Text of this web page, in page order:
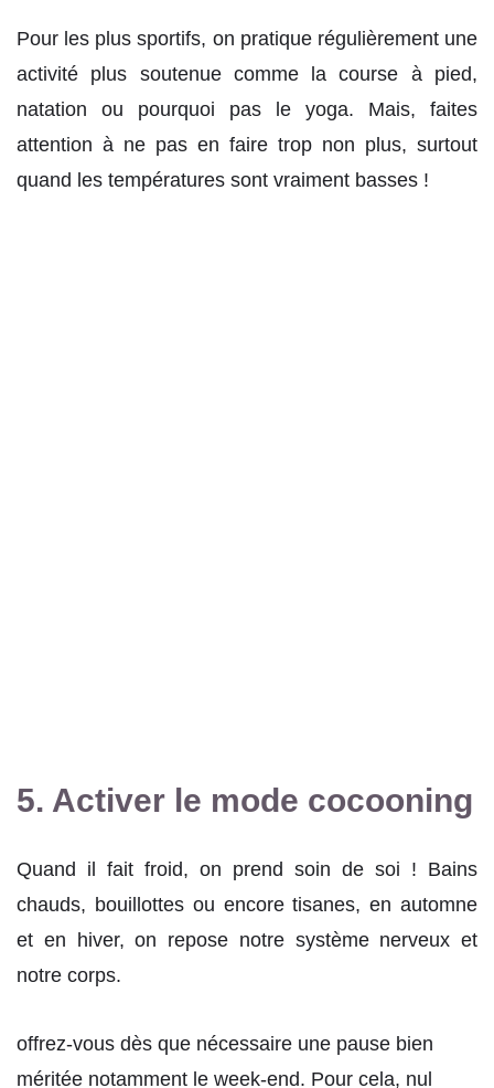
Pour les plus sportifs, on pratique régulièrement une
activité plus soutenue comme la course à pied,
natation ou pourquoi pas le yoga. Mais, faites
attention à ne pas en faire trop non plus, surtout
quand les températures sont vraiment basses !
5. Activer le mode cocooning
Quand il fait froid, on prend soin de soi ! Bains
chauds, bouillottes ou encore tisanes, en automne
et en hiver, on repose notre système nerveux et
notre corps.
offrez-vous dès que nécessaire une pause bien
méritée notamment le week-end. Pour cela, nul